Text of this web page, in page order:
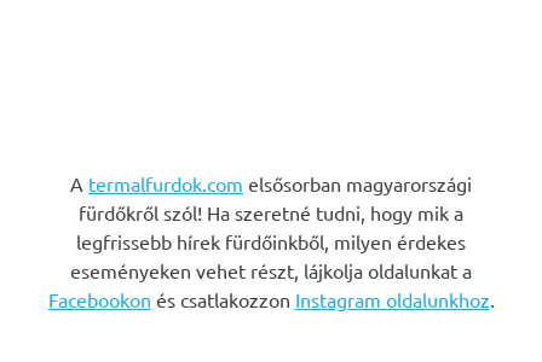
A termalfurdok.com elsősorban magyarországi
fürdőkről szól! Ha szeretné tudni, hogy mik a
legfrissebb hírek fürdőinkből, milyen érdekes
eseményeken vehet részt, lájkolja oldalunkat a
Facebookon és csatlakozzon Instagram oldalunkhoz